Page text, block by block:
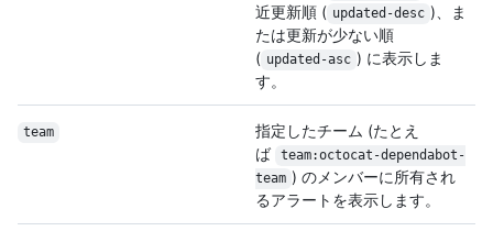
近更新順 ( updated-desc )、ま
たは更新が少ない順
( updated-asc ) に表示しま
す。
team
指定したチーム (たとえ
ば
team:octocat-dependabot-
team ) のメンバーに所有され
るアラートを表示します。